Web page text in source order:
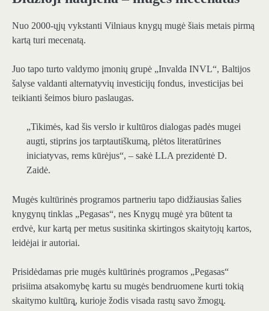
Nuo 2000-ųjų vykstanti Vilniaus knygų mugė šiais metais pirmą
kartą turi mecenatą.
Juo tapo turto valdymo įmonių grupė „Invalda INVL“, Baltijos
šalyse valdanti alternatyvių investicijų fondus, investicijas bei
teikianti šeimos biuro paslaugas.
„Tikimės, kad šis verslo ir kultūros dialogas padės mugei
augti, stiprins jos tarptautiškumą, plėtos literatūrines
iniciatyvas, rems kūrėjus“, – sakė LLA prezidentė D.
Zaidė.
Mugės kultūrinės programos partneriu tapo didžiausias šalies
knygynų tinklas „Pegasas“, nes Knygų mugė yra būtent ta
erdvė, kur kartą per metus susitinka skirtingos skaitytojų kartos,
leidėjai ir autoriai.
Prisidėdamas prie mugės kultūrinės programos „Pegasas“
prisiima atsakomybę kartu su mugės bendruomene kurti tokią
skaitymo kultūrą̨, kurioje žodis visada rastų savo žmogų̨.